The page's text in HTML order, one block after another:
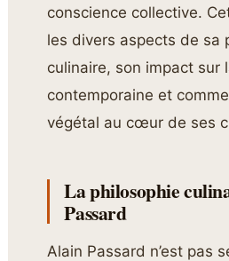
conscience collective.
les divers aspects de sa
culinaire, son impact sur
contemporaine et
végétal au cœur de ses
La philosophie
Passard
Alain Passard n’est pas